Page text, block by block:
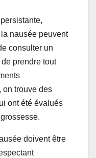
nausée peuvent
consulter un
prendre tout
on trouve des
ont été évalués
doivent être